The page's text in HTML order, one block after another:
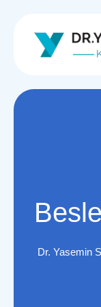
Dr. Yasemin